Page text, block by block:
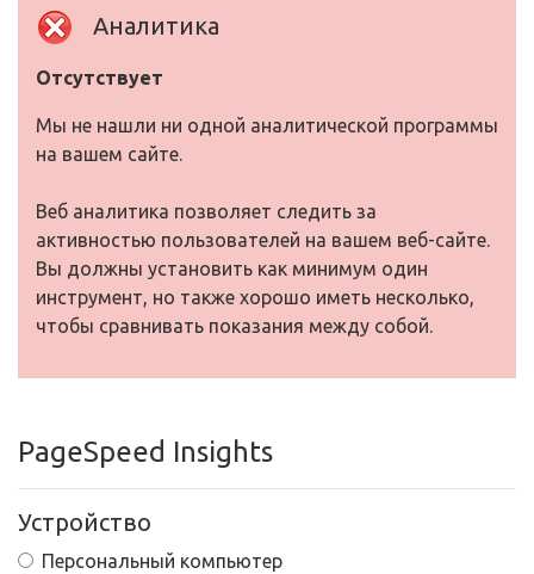
Аналитика
Отсутствует
Мы не нашли ни одной аналитической программы
на вашем сайте.
Веб аналитика позволяет следить за
активностью пользователей на вашем веб-сайте.
Вы должны установить как минимум один
инструмент, но также хорошо иметь несколько,
чтобы сравнивать показания между собой.
PageSpeed Insights
Устройство
Персональный компьютер